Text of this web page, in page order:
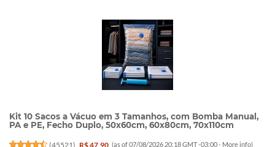
Kit 10 Sacos a Vácuo em 3 Tamanhos, com Bomba Manual,
PA e PE, Fecho Duplo, 50x60cm, 60x80cm, 70x110cm
(45521) R$ 47,90 (as of 07/08/2026 20:18 GMT -03:00 - More info)